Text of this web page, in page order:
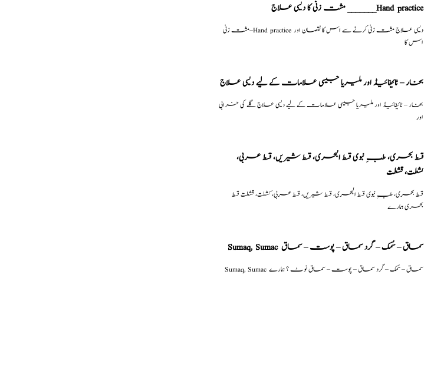
مشت زنی کا دیسی علاج _______Hand practice
مشت زنی–Hand practice دیسی علاج مشت زنی کرنے سے اس کا نقصان اور
اس کا
بخار – ٹائیفائیڈ اور ملیریا جیسی علامات کے لیے دیسی علاج
بخار – ٹائیفائیڈ اور ملیریا جیسی علامات کے لیے دیسی علاج گلے کی خرابی
اور
قسط بحری، طبِ نبوی قسط البحری، قسط شیریں، قسط عربی،
كشطت، قشطت
بحری ہمارے
Sumaq, Sumac سماق – سُمک – گرد سماق – پوست – سماق
Sumaq, Sumac سماق – سُمک – گرد سماق – پوست – سماق نوٹ ؟ ہمارے